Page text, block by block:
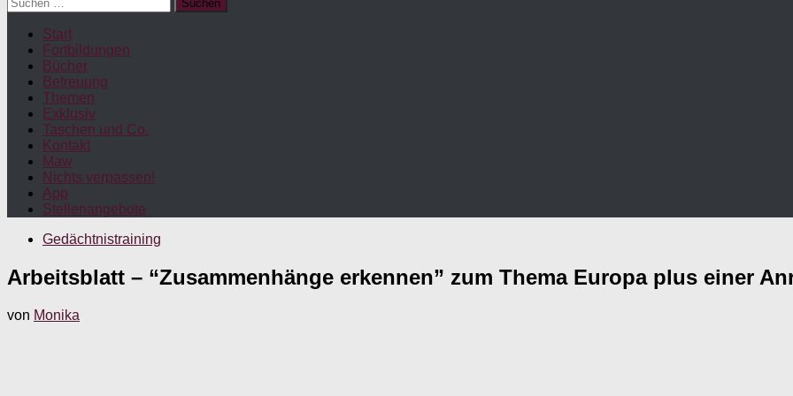
nach:
Start
Fortbildungen
Bücher
Betreuung
Themen
Exklusiv
Taschen und Co.
Kontakt
Maw
Nichts verpassen!
App
Stellenangebote
Gedächtnistraining
Arbeitsblatt – “Zusammenhänge erkennen” zum Thema Europa plus einer
von Monika